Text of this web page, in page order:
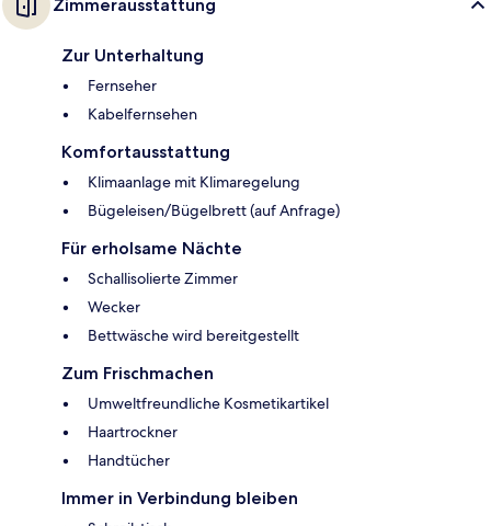
Zimmerausstattung
Zur Unterhaltung
Fernseher
Kabelfernsehen
Komfortausstattung
Klimaanlage mit Klimaregelung
Bügeleisen/Bügelbrett (auf Anfrage)
Für erholsame Nächte
Schallisolierte Zimmer
Wecker
Bettwäsche wird bereitgestellt
Zum Frischmachen
Umweltfreundliche Kosmetikartikel
Haartrockner
Handtücher
Immer in Verbindung bleiben